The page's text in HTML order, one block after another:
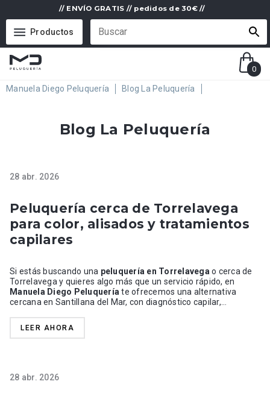
// ENVÍO GRATIS // pedidos de 30€ //
Productos
0
Manuela Diego Peluquería Blog La Peluquería
Blog La Peluquería
28 abr. 2026
Peluquería cerca de Torrelavega
para color, alisados y tratamientos
capilares
Si estás buscando una peluquería en Torrelavega o cerca de
Torrelavega y quieres algo más que un servicio rápido, en
Manuela Diego Peluquería te ofrecemos una alternativa
cercana en Santillana del Mar, con diagnóstico capilar,
Torrelavega, y preferimos decirlo con claridad. Nuestro salón
otras zonas cercanas. Muchas clientas deciden desplazarse
LEER AHORA
28 abr. 2026